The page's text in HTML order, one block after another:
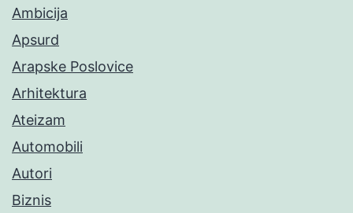
Ambicija
Apsurd
Arapske Poslovice
Arhitektura
Ateizam
Automobili
Autori
Biznis